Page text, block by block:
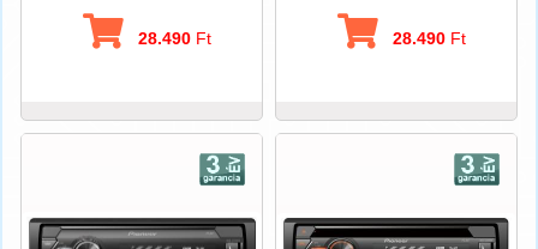
28.490 Ft 28.490 Ft